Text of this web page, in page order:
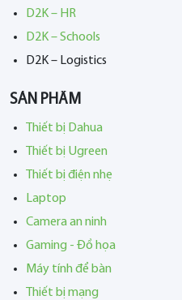
D2K – HR
D2K – Schools
D2K – Logistics
SẢN PHẨM
Thiết bị Dahua
Thiết bị Ugreen
Thiết bị điện nhẹ
Laptop
Camera an ninh
Gaming - Đồ họa
Máy tính để bàn
Thiết bị mạng